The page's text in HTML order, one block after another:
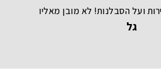
ועל הסבלנות! לא מובן מאליו
גל